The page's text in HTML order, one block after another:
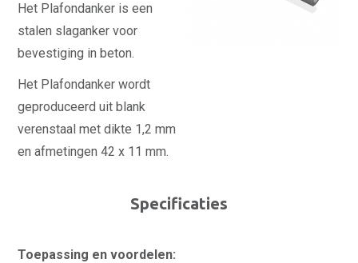
Het Plafondanker is een
stalen slaganker voor
bevestiging in beton.
Het Plafondanker wordt
geproduceerd uit blank
verenstaal met dikte 1,2 mm
en afmetingen 42 x 11 mm.
Specificaties
Toepassing en voordelen: